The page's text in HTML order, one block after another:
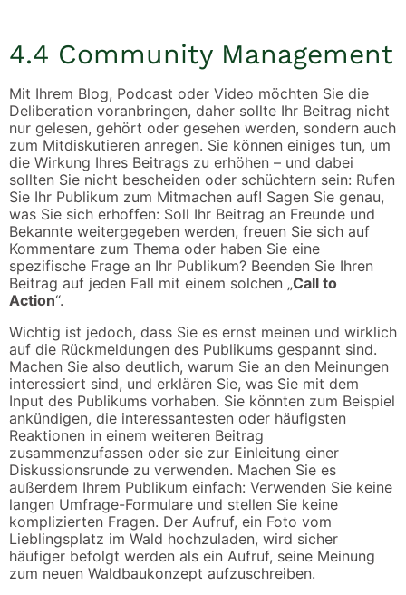
4.4 Community Management
Mit Ihrem Blog, Podcast oder Video möchten Sie die
Deliberation voranbringen, daher sollte Ihr Beitrag nicht
nur gelesen, gehört oder gesehen werden, sondern auch
zum Mitdiskutieren anregen. Sie können einiges tun, um
die Wirkung Ihres Beitrags zu erhöhen – und dabei
sollten Sie nicht bescheiden oder schüchtern sein: Rufen
Sie Ihr Publikum zum Mitmachen auf! Sagen Sie genau,
was Sie sich erhoffen: Soll Ihr Beitrag an Freunde und
Bekannte weitergegeben werden, freuen Sie sich auf
Kommentare zum Thema oder haben Sie eine
spezifische Frage an Ihr Publikum? Beenden Sie Ihren
Beitrag auf jeden Fall mit einem solchen „Call to
Action“.
Wichtig ist jedoch, dass Sie es ernst meinen und wirklich
auf die Rückmeldungen des Publikums gespannt sind.
Machen Sie also deutlich, warum Sie an den Meinungen
interessiert sind, und erklären Sie, was Sie mit dem
Input des Publikums vorhaben. Sie könnten zum Beispiel
ankündigen, die interessantesten oder häufigsten
Reaktionen in einem weiteren Beitrag
zusammenzufassen oder sie zur Einleitung einer
Diskussionsrunde zu verwenden. Machen Sie es
außerdem Ihrem Publikum einfach: Verwenden Sie keine
langen Umfrage-Formulare und stellen Sie keine
komplizierten Fragen. Der Aufruf, ein Foto vom
Lieblingsplatz im Wald hochzuladen, wird sicher
häufiger befolgt werden als ein Aufruf, seine Meinung
zum neuen Waldbaukonzept aufzuschreiben.